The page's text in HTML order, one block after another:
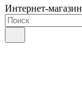
Интернет-магазин